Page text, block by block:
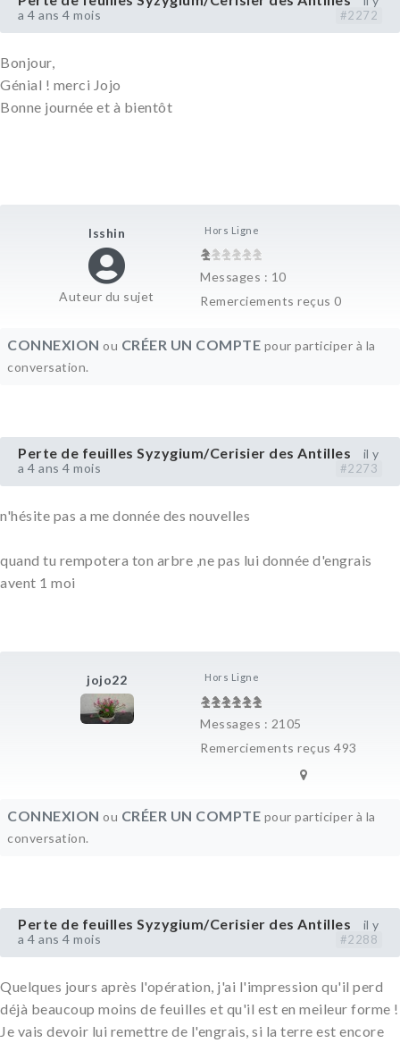
a 4 ans 4 mois
#2272
Isshin
Auteur du sujet
Hors Ligne
Messages : 10
Remerciements reçus 0
Bonjour,
Génial ! merci Jojo
Bonne journée et à bientôt
CONNEXION ou CRÉER UN COMPTE pour participer à la
conversation.
Perte de feuilles Syzygium/Cerisier des Antilles
il y
a 4 ans 4 mois
#2273
jojo22 Hors Ligne
Messages : 2105
Remerciements reçus 493
n'hésite pas a me donnée des nouvelles
quand tu rempotera ton arbre ,ne pas lui donnée d'engrais
avent 1 moi
CONNEXION ou CRÉER UN COMPTE pour participer à la
conversation.
Perte de feuilles Syzygium/Cerisier des Antilles
il y
a 4 ans 4 mois
#2288
Quelques jours après l'opération, j'ai l'impression qu'il perd
déjà beaucoup moins de feuilles et qu'il est en meileur forme !
Je vais devoir lui remettre de l'engrais, si la terre est encore